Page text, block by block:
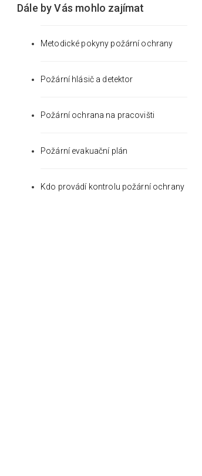
Dále by Vás mohlo zajímat
Metodické pokyny požární ochrany
Požární hlásič a detektor
Požární ochrana na pracovišti
Požární evakuační plán
Kdo provádí kontrolu požární ochrany